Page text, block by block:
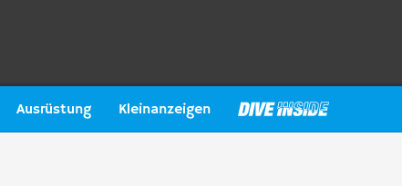
Ausrüstung Kleinanzeigen